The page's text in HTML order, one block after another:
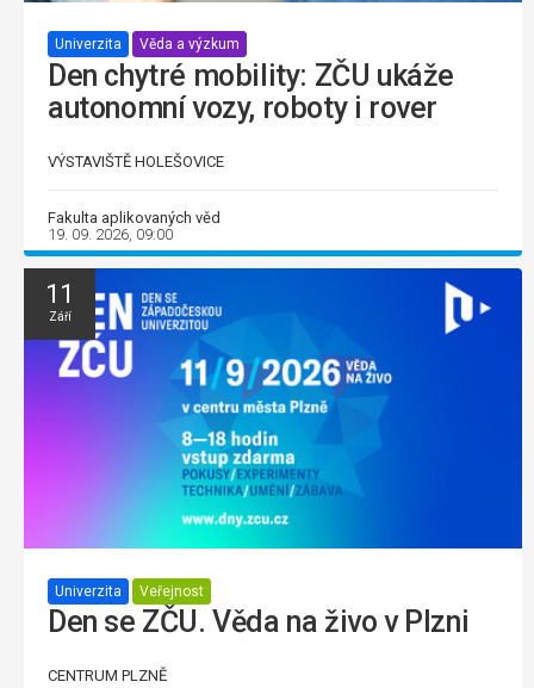
Univerzita Věda a výzkum
Den chytré mobility: ZČU ukáže
autonomní vozy, roboty i rover
VÝSTAVIŠTĚ HOLEŠOVICE
Fakulta aplikovaných věd
19. 09. 2026, 09:00
11
Září
Univerzita Veřejnost
Den se ZČU. Věda na živo v Plzni
CENTRUM PLZNĚ